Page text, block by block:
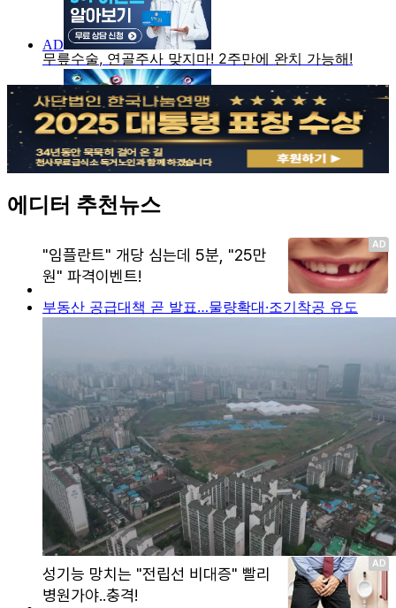
에디터 추천뉴스
부동산 공급대책 곧 발표…물량확대·조기착공 유도